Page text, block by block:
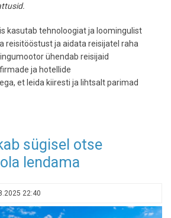
kasutab tehnoloogiat ja loomingulist
reisitööstust ja aidata reisijatel raha
ühendab reisijaid
ja hotellide
et leida kiiresti ja lihtsalt parimad
sügisel otse
lendama
22:40